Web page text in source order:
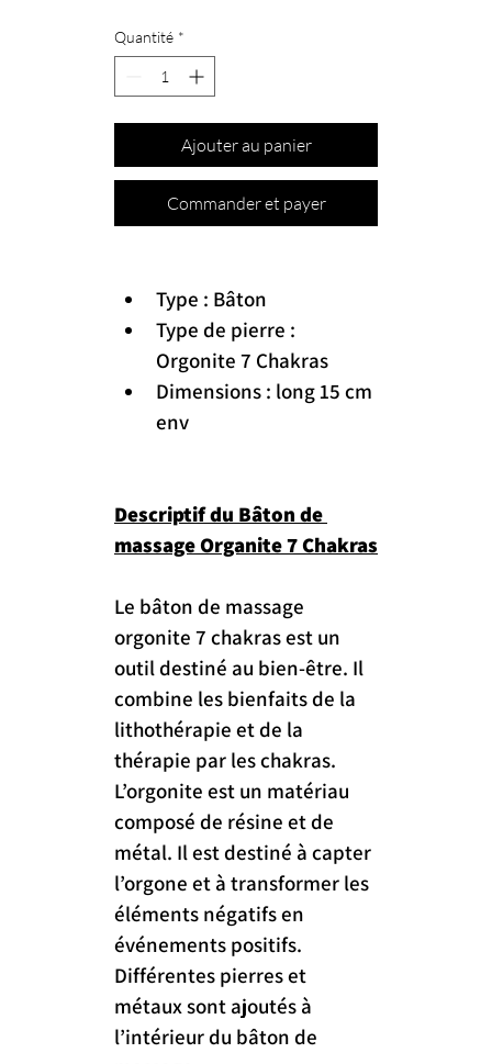
Quantité *
Ajouter au panier
Commander et payer
Type : Bâton
Type de pierre :
Orgonite 7 Chakras
Dimensions : long 15 cm
env
Descriptif du Bâton de
massage Organite 7 Chakras
Le bâton de massage
orgonite 7 chakras est un
outil destiné au bien-être. Il
combine les bienfaits de la
lithothérapie et de la
thérapie par les chakras.
L’orgonite est un matériau
composé de résine et de
métal. Il est destiné à capter
l’orgone et à transformer les
éléments négatifs en
événements positifs.
Différentes pierres et
métaux sont ajoutés à
l’intérieur du bâton de